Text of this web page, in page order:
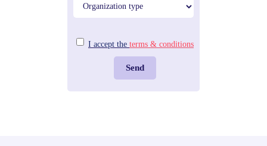
I accept the terms & conditions
Send